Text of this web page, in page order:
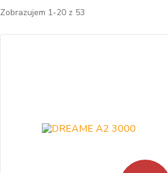
Zobrazujem 1-20 z 53